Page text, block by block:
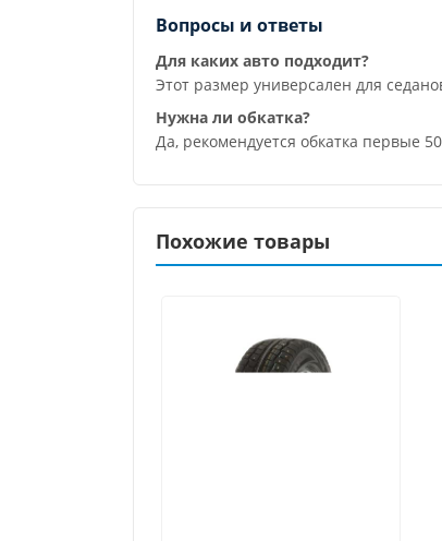
Вопросы и ответы
Для каких авто подходит?
Этот размер универсален для
Нужна ли обкатка?
Да, рекомендуется обкатка первые
Похожие товары